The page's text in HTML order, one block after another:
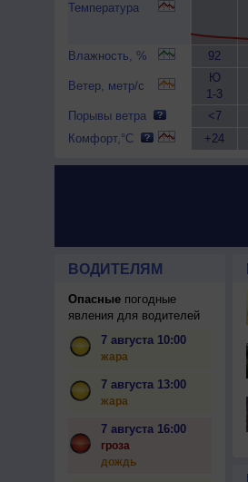
Температура
Влажность, %
Ветер, метр/с
Порывы ветра
Комфорт,°C
92
Ю
1-3
<7
+24
ВОДИТЕЛЯМ
Опасныепогодные
явления для водителей
7 августа 10:00
жара
7 августа 13:00
жара
7 августа 16:00
гроза
дождь